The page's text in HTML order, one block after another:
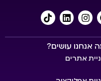
אנחנו עושים?
אתרים